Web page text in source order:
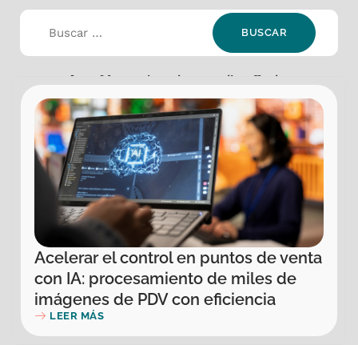
Selección:Industria: Retail,Offering:
Generative AI,Offering: IA & Machine Learning
Acelerar el control en puntos de venta
con IA: procesamiento de miles de
imágenes de PDV con eficiencia
LEER MÁS